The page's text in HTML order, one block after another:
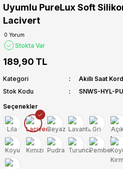
Uyumlu PureLux Soft
Lacivert
0 Yorum
Stokta Var
189,90 TL
Kategori
Akıllı Saat
Stok Kodu
SNWS-HYL-
Seçenekler